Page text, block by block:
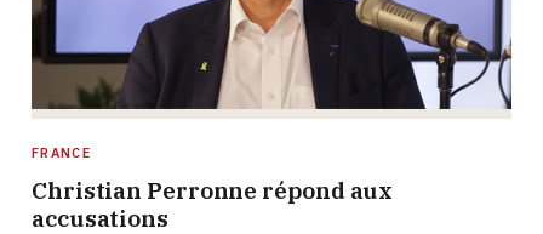
FRANCE
Christian Perronne répond aux
accusations